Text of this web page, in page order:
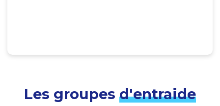
Les groupes d'entraide